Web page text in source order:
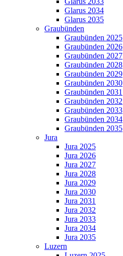
Glarus 2034
Glarus 2035
Graubünden
Graubünden 2025
Graubünden 2026
Graubünden 2027
Graubünden 2028
Graubünden 2029
Graubünden 2030
Graubünden 2031
Graubünden 2032
Graubünden 2033
Graubünden 2034
Graubünden 2035
Jura
Jura 2025
Jura 2026
Jura 2027
Jura 2028
Jura 2029
Jura 2030
Jura 2031
Jura 2032
Jura 2033
Jura 2034
Jura 2035
Luzern